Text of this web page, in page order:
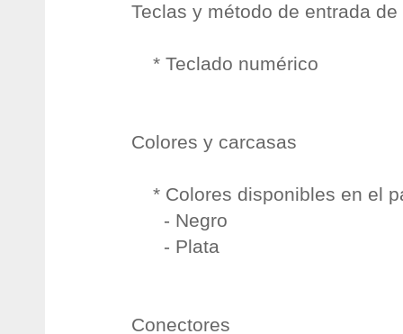
Teclas y método de entrada de
* Teclado numérico
Colores y carcasas
* Colores disponibles en el
- Negro
- Plata
Conectores